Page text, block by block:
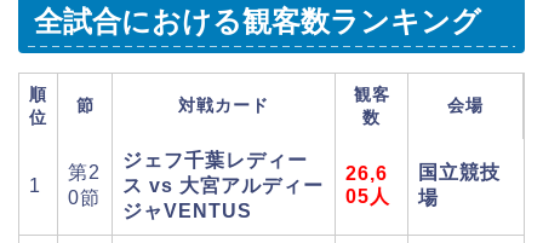
全試合における観客数ランキング
順
位
節 対戦カード
観客
数
会場
1
第2
0節
ジェフ千葉レディー
ス vs 大宮アルディー
ジャVENTUS
26,6
05人
国立競技
場